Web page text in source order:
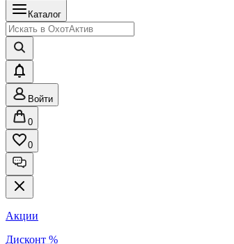
Каталог
Войти
0
0
Акции
Дисконт %